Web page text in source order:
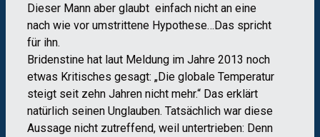
Dieser Mann aber glaubt einfach nicht an eine
nach wie vor umstrittene Hypothese…Das spricht
für ihn.
Bridenstine hat laut Meldung im Jahre 2013 noch
etwas Kritisches gesagt: „Die globale Temperatur
steigt seit zehn Jahren nicht mehr.“ Das erklärt
natürlich seinen Unglauben. Tatsächlich war diese
Aussage nicht zutreffend, weil untertrieben: Denn